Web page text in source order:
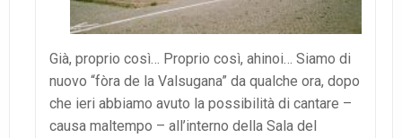
Già, proprio così… Proprio così, ahinoi… Siamo di
nuovo “fòra de la Valsugana” da qualche ora, dopo
che ieri abbiamo avuto la possibilità di cantare –
causa maltempo – all’interno della Sala del